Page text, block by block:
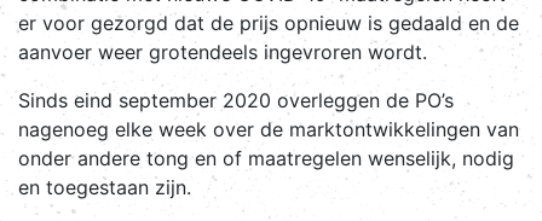
er voor gezorgd dat de prijs opnieuw is gedaald en de
aanvoer weer grotendeels ingevroren wordt.
Sinds eind september 2020 overleggen de PO’s
nagenoeg elke week over de marktontwikkelingen van
onder andere tong en of maatregelen wenselijk, nodig
en toegestaan zijn.